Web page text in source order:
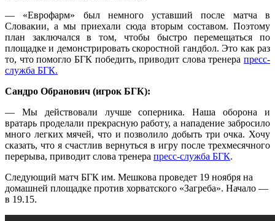
— «Еврофарм» был немного уставший после матча в
Словакии, а мы приехали сюда вторым составом. Поэтому
план заключался в том, чтобы быстро перемещаться по
площадке и демонстрировать скоростной гандбол. Это как раз
то, что помогло БГК победить, приводит слова тренера пресс-
служба БГК.
Сандро Обранович (игрок БГК):
— Мы действовали лучше соперника. Наша оборона и
вратарь проделали прекрасную работу, а нападение забросило
много легких мячей, что и позволило добыть три очка. Хочу
сказать, что я счастлив вернуться в игру после трехмесячного
перерыва, приводит слова тренера пресс-служба БГК.
Следующий матч БГК им. Мешкова проведет 19 ноября на
домашней площадке против хорватского «Загреба». Начало —
в 19.15.